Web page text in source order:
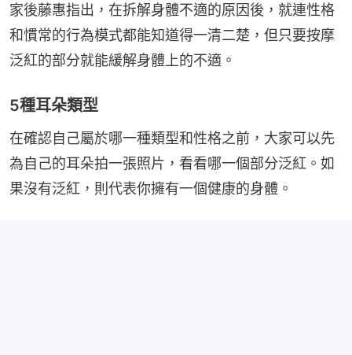
家後藤惠指出，在拆解身體不適的原因後，就連性格
和慣常的行為模式都能知道得一清二楚，但只要按摩
泛紅的部分就能緩解身體上的不適。
5種耳朵類型
在確認自己屬於哪一種類型和性格之前，大家可以先
為自己的耳朵拍一張照片，看看哪一個部分泛紅。如
果沒有泛紅，則代表你擁有一個健康的身體。